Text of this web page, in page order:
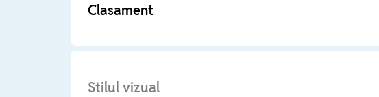
Clasament
Stilul vizual